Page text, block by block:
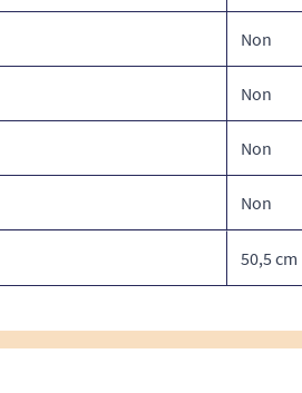
Non
Non
Non
Non
50,5 cm